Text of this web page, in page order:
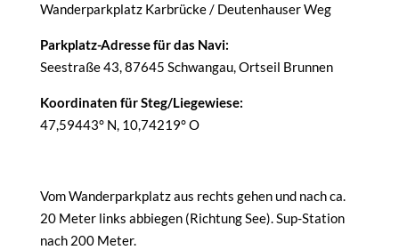
Wanderparkplatz Karbrücke / Deutenhauser Weg
Parkplatz-Adresse für das Navi:
Seestraße 43, 87645 Schwangau, Ortseil Brunnen
Koordinaten für Steg/Liegewiese:
47,59443° N, 10,74219° O
Vom Wanderparkplatz aus rechts gehen und nach ca.
20 Meter links abbiegen (Richtung See). Sup-Station
nach 200 Meter.